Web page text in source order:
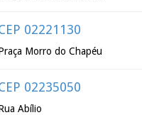
02221130
Morro do Chapéu
02235050
Abílio